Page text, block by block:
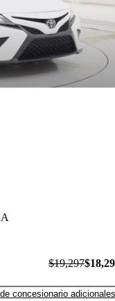
$19,297
concesionario adicionales